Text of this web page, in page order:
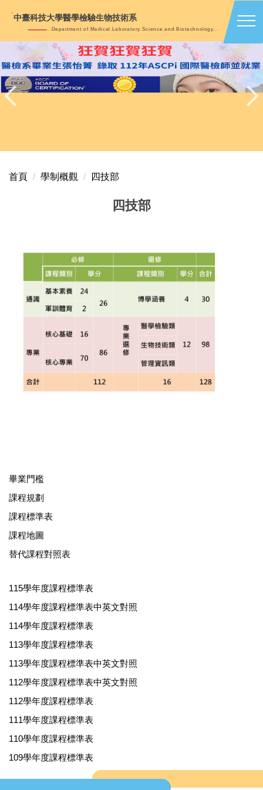
內
容
區
中臺科技大學醫學檢驗生物技術系
Department of Medical Laboratory Science and Biotechnology
首頁 學制概觀 四技部
四技部
畢業門檻
課程規劃
課程標準表
課程地圖
替代課程對照表
115學年度課程標準表
114學年度課程標準表中英文對照
114學年度課程標準表
113學年度課程標準表
113學年度課程標準表中英文對照
112學年度課程標準表中英文對照
112學年度課程標準表
111學年度課程標準表
110學年度課程標準表
109學年度課程標準表